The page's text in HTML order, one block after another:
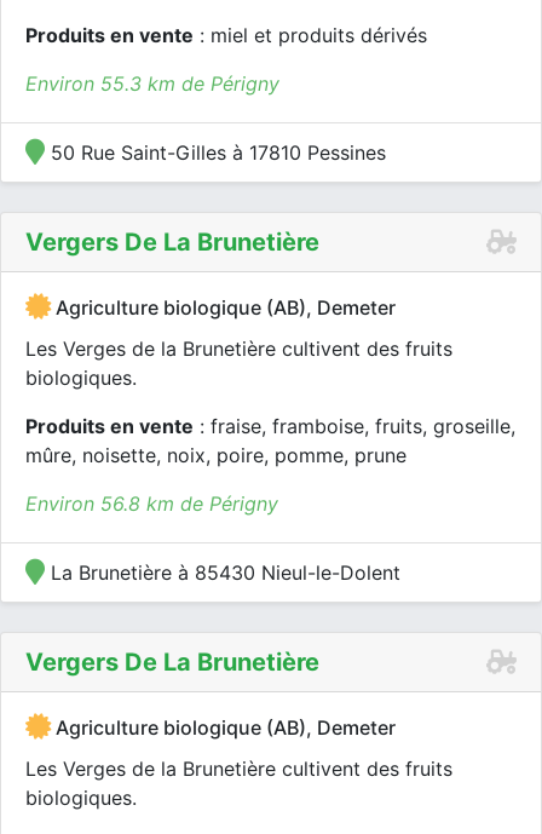
Produits en vente : miel et produits dérivés
Environ 55.3 km de Périgny
50 Rue Saint-Gilles à 17810 Pessines
Vergers De La Brunetière
Agriculture biologique (AB), Demeter
Les Verges de la Brunetière cultivent des fruits
biologiques.
Produits en vente : fraise, framboise, fruits, groseille,
mûre, noisette, noix, poire, pomme, prune
Environ 56.8 km de Périgny
La Brunetière à 85430 Nieul-le-Dolent
Vergers De La Brunetière
Agriculture biologique (AB), Demeter
Les Verges de la Brunetière cultivent des fruits
biologiques.